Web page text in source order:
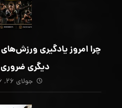
چرا امروز یادگیری
دیگری
جولای ۲۶, ۲۰۲۶